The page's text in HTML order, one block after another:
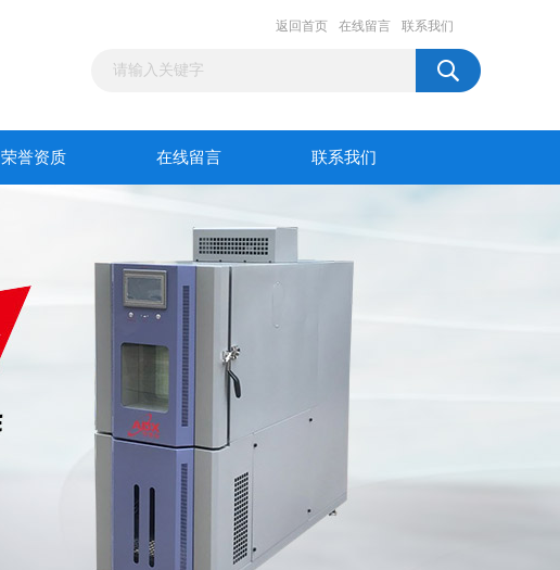
返回首页 在线留言 联系我们
荣誉资质 在线留言 联系我们